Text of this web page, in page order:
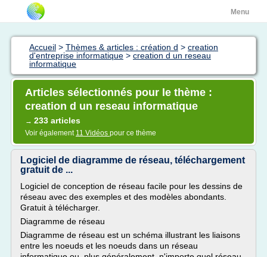
Menu
Accueil > Thèmes & articles : création d > creation
d'entreprise informatique > creation d un reseau
informatique
Articles sélectionnés pour le thème :
creation d un reseau informatique
→ 233 articles
Voir également 11 Vidéos pour ce thème
Logiciel de diagramme de réseau, téléchargement
gratuit de ...
Logiciel de conception de réseau facile pour les dessins de
réseau avec des exemples et des modèles abondants.
Gratuit à télécharger.
Diagramme de réseau
Diagramme de réseau est un schéma illustrant les liaisons
entre les noeuds et les noeuds dans un réseau